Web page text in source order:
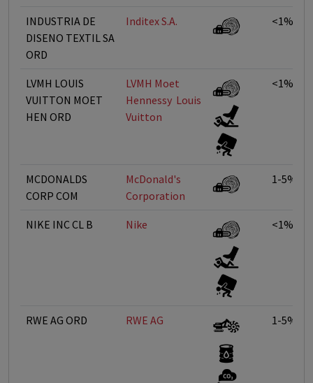
INDUSTRIA DE
DISENO TEXTIL SA
ORD
Inditex S.A. <1%
LVMH LOUIS
VUITTON MOET
HEN ORD
LVMH Moet
Hennessy  Louis
Vuitton
<1%
MCDONALDS
CORP COM
McDonald's
Corporation
1-5%
NIKE INC CL B Nike <1%
RWE AG ORD RWE AG 1-5%